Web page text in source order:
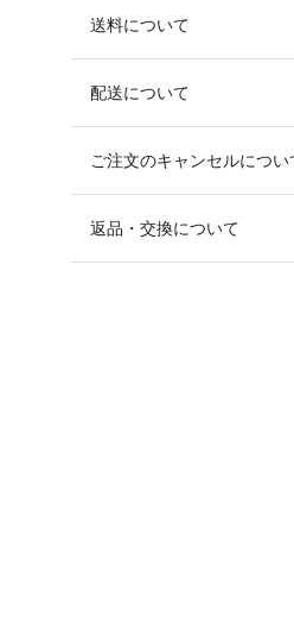
送料について
配送について
ご注文のキャンセルについ
返品・交換について